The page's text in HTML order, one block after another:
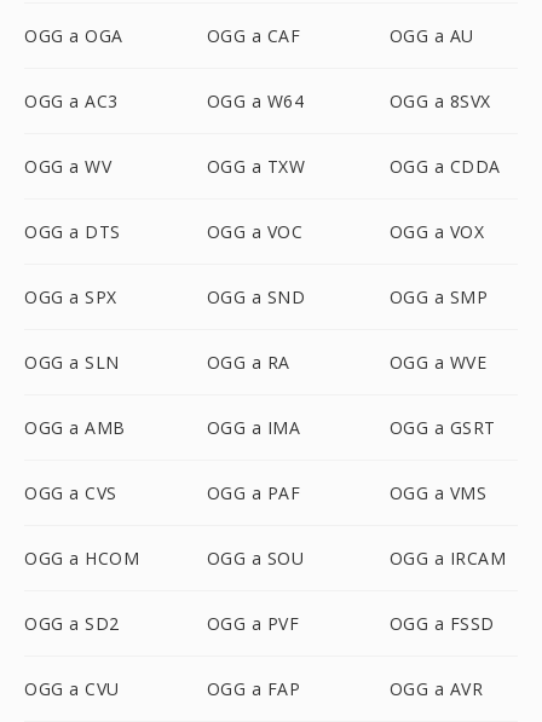
OGG a OGA OGG a CAF OGG a AU
OGG a AC3 OGG a W64 OGG a 8SVX
OGG a WV OGG a TXW OGG a CDDA
OGG a DTS OGG a VOC OGG a VOX
OGG a SPX OGG a SND OGG a SMP
OGG a SLN OGG a RA OGG a WVE
OGG a AMB OGG a IMA OGG a GSRT
OGG a CVS OGG a PAF OGG a VMS
OGG a HCOM OGG a SOU OGG a IRCAM
OGG a SD2 OGG a PVF OGG a FSSD
OGG a CVU OGG a FAP OGG a AVR